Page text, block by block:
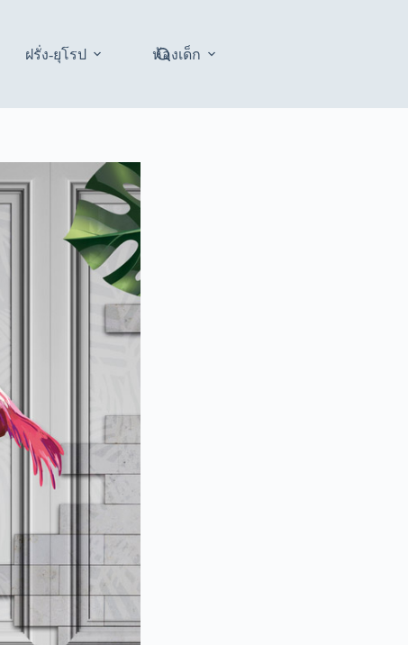
ฝรั่ง-ยุโรป ห้องเด็ก